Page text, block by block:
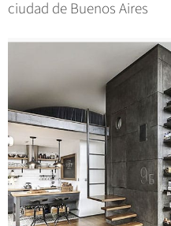
ciudad de Buenos Aires